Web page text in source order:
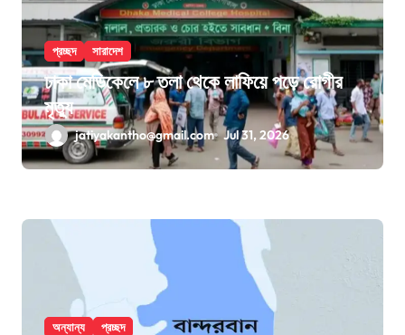
প্রচ্ছদ সারাদেশ
ঢাকা মেডিকেলে ৮ তলা থেকে লাফিয়ে পড়ে রোগীর
মৃত্যু
jatiyakantho@gmail.com Jul 31, 2026
অন্যান্য প্রচ্ছদ